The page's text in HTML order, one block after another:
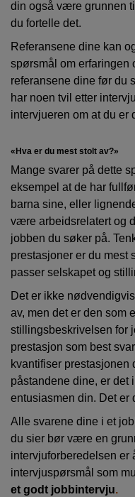
din også være grunnen
du fortelle det.
Referansene dine kan
spørsmål om erfaringen
referansene dine før du
har noen tvil etter
intervjueren om at du er
«Hva er du mest stolt av?»
Mange svarer på dette
eksempel at de har
barna sine, eller
være arbeidsrelatert og
jobben du søker på.
prestasjoner er du mest
passer selskapet og
Det er ikke
av, men det er den som
stillingsbeskrivelsen for
prestasjon som best
kvantifiser prestasjonen
påstandene dine, er det
entusiasmen din. Det er
Alle svarene dine i et
du sier bør være en
intervjuforberedelsen er
intervjuspørsmål som
et godt jobbintervju.